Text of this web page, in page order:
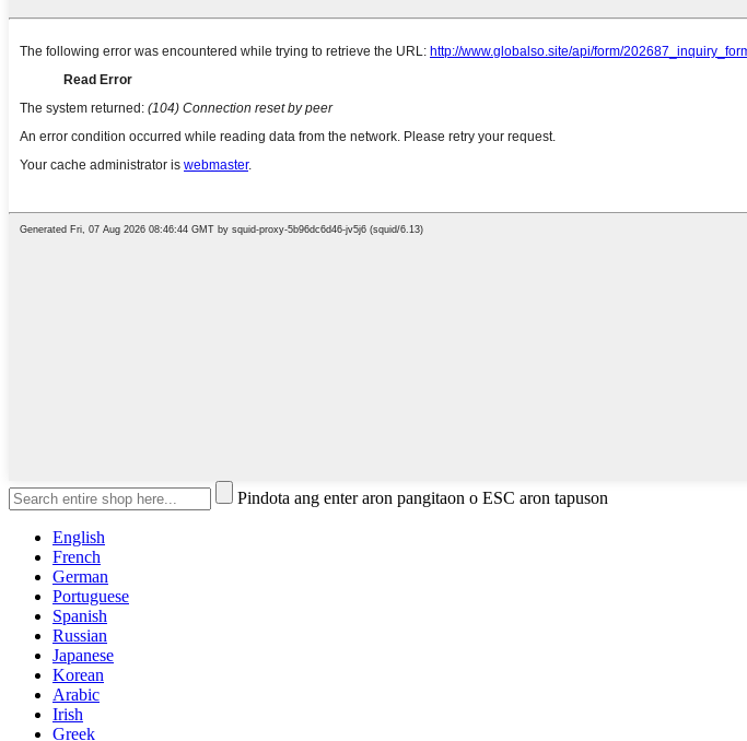
Pindota ang enter aron pangitaon o ESC aron tapuson
English
French
German
Portuguese
Spanish
Russian
Japanese
Korean
Arabic
Irish
Greek